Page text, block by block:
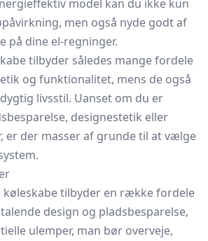
model kan du ikke kun
men også nyde godt af
på dine el-regninger.
tilbyder således mange fordele
og funktionalitet, mens de også
livsstil. Uanset om du er
designestetik eller
er der masser af grunde til at vælge
køleskabe tilbyder en række fordele
design og pladsbesparelse,
ulemper, man bør overveje,